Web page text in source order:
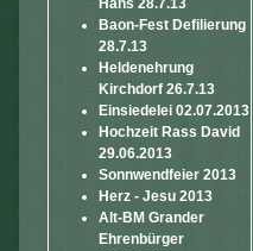
Hans 28.7.13
Baon-Fest Defilierung
28.7.13
Heldenehrung
Kirchdorf 26.7.13
Einsiedelei 02.07.2013
Hochzeit Rass David
29.06.2013
Sonnwendfeier 2013
Herz - Jesu 2013
Alt-BM Grander
Ehrenbürger